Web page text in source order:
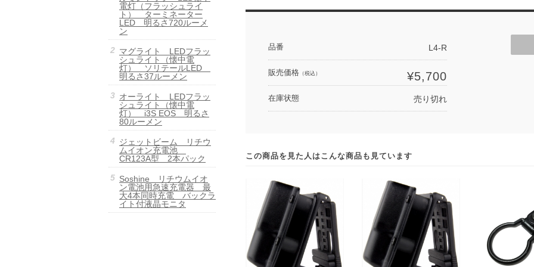
品番 L4-R
販売価格（税込） ¥5,700
在庫状態 売り切れ
この商品を見た人はこんな商品も見ています
電灯（フラッシュライ
ト） ターミネーター
LED 明るさ720ルーメ
ン
マグライト LEDフラッ
シュライト（懐中電
灯） ソリテールLED
明るさ37ルーメン
オーライト LEDフラッ
シュライト（懐中電
灯） i3S EOS 明るさ
80ルーメン
ジェットビーム リチウ
ムイオン充電池
CR123A型 2本パック
Soshine リチウムイオ
ン電池用急速充電器 最
大4本同時充電 バックラ
イト付液晶モニタ